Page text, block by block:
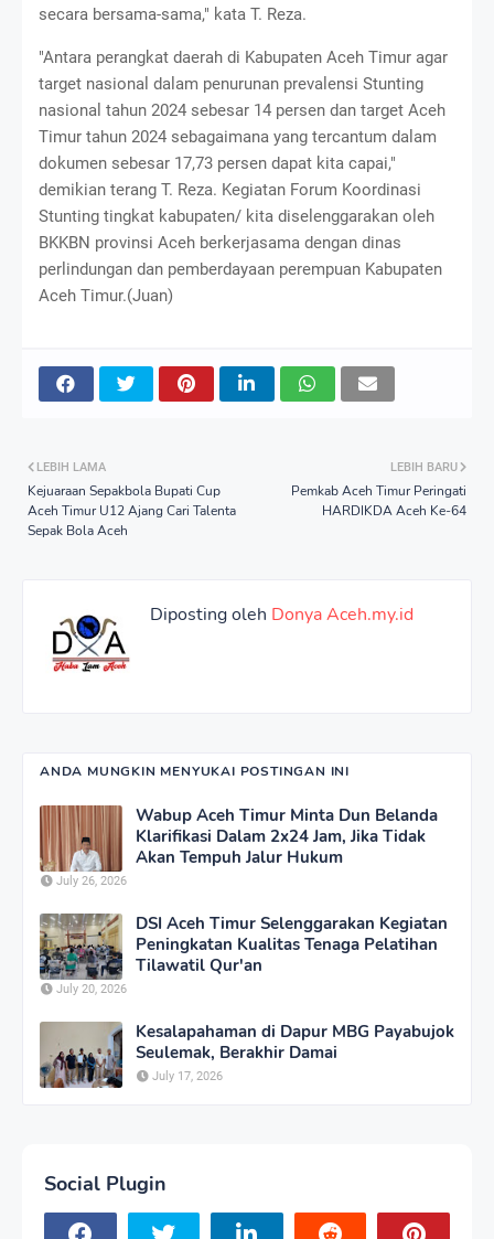
secara bersama-sama," kata T. Reza.
"Antara perangkat daerah di Kabupaten Aceh Timur agar
target nasional dalam penurunan prevalensi Stunting
nasional tahun 2024 sebesar 14 persen dan target Aceh
Timur tahun 2024 sebagaimana yang tercantum dalam
dokumen sebesar 17,73 persen dapat kita capai,"
demikian terang T. Reza. Kegiatan Forum Koordinasi
Stunting tingkat kabupaten/ kita diselenggarakan oleh
BKKBN provinsi Aceh berkerjasama dengan dinas
perlindungan dan pemberdayaan perempuan Kabupaten
Aceh Timur.(Juan)
LEBIH BARU
Pemkab Aceh Timur Peringati
HARDIKDA Aceh Ke-64
LEBIH LAMA
Kejuaraan Sepakbola Bupati Cup
Aceh Timur U12 Ajang Cari Talenta
Sepak Bola Aceh
Diposting oleh Donya Aceh.my.id
ANDA MUNGKIN MENYUKAI POSTINGAN INI
Wabup Aceh Timur Minta Dun Belanda
Klarifikasi Dalam 2x24 Jam, Jika Tidak
Akan Tempuh Jalur Hukum
July 26, 2026
DSI Aceh Timur Selenggarakan Kegiatan
Peningkatan Kualitas Tenaga Pelatihan
Tilawatil Qur'an
July 20, 2026
Kesalapahaman di Dapur MBG Payabujok
Seulemak, Berakhir Damai
July 17, 2026
Social Plugin